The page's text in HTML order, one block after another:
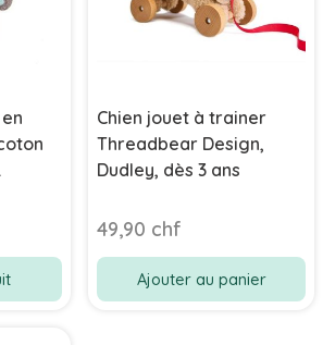
Chien jouet à trainer
Threadbear Design,
Dudley, dès 3 ans
49,90 chf
Ajouter au panier